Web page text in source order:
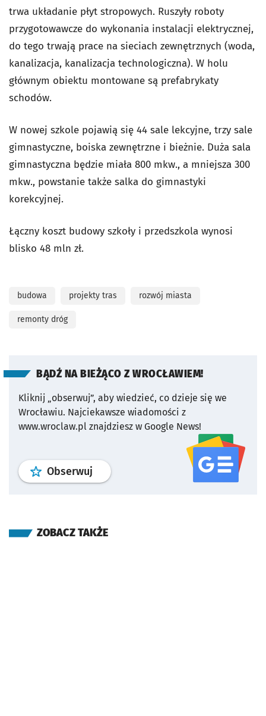
trwa układanie płyt stropowych. Ruszyły roboty
przygotowawcze do wykonania instalacji elektrycznej,
do tego trwają prace na sieciach zewnętrznych (woda,
kanalizacja, kanalizacja technologiczna). W holu
głównym obiektu montowane są prefabrykaty
schodów.
W nowej szkole pojawią się 44 sale lekcyjne, trzy sale
gimnastyczne, boiska zewnętrzne i bieżnie. Duża sala
gimnastyczna będzie miała 800 mkw., a mniejsza 300
mkw., powstanie także salka do gimnastyki
korekcyjnej.
Łączny koszt budowy szkoły i przedszkola wynosi
blisko 48 mln zł.
budowa projekty tras rozwój miasta
remonty dróg
BĄDŹ NA BIEŻĄCO Z WROCŁAWIEM!
Kliknij „obserwuj”, aby wiedzieć, co dzieje się we
Wrocławiu. Najciekawsze wiadomości z
www.wroclaw.pl znajdziesz w Google News!
Obserwuj profil serwisu
ZOBACZ TAKŻE